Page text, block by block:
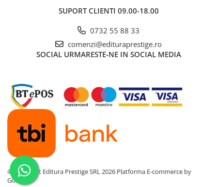
Carti pentru copii
Literatura Universala
Carte Prescolara, Joc
Carti cartonate
Descopera lumea
Descopera si invata
Din ograda
Povesti pe roti
Primele notiuni
Carti de colorat
SUPORT CLIENTI 09.00-18.00
0732 55 88 33
comenzi@edituraprestige.ro
SOCIAL URMARESTE-NE IN SOCIAL MEDIA
©Copyright Editura Prestige SRL 2026 Platforma E-commerce by
Gomag